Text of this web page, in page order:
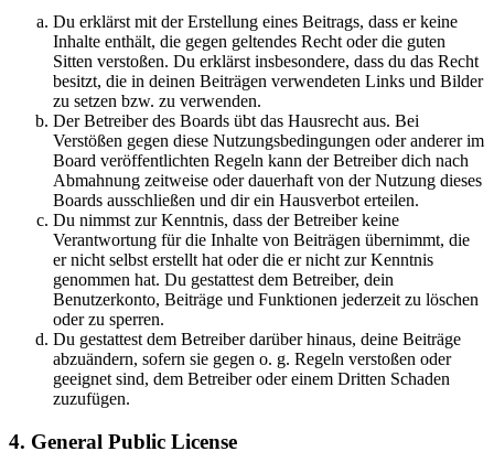
Du erklärst mit der Erstellung eines Beitrags, dass er keine
Inhalte enthält, die gegen geltendes Recht oder die guten
Sitten verstoßen. Du erklärst insbesondere, dass du das Recht
besitzt, die in deinen Beiträgen verwendeten Links und Bilder
zu setzen bzw. zu verwenden.
Der Betreiber des Boards übt das Hausrecht aus. Bei
Verstößen gegen diese Nutzungsbedingungen oder anderer im
Board veröffentlichten Regeln kann der Betreiber dich nach
Abmahnung zeitweise oder dauerhaft von der Nutzung dieses
Boards ausschließen und dir ein Hausverbot erteilen.
Du nimmst zur Kenntnis, dass der Betreiber keine
Verantwortung für die Inhalte von Beiträgen übernimmt, die
er nicht selbst erstellt hat oder die er nicht zur Kenntnis
genommen hat. Du gestattest dem Betreiber, dein
Benutzerkonto, Beiträge und Funktionen jederzeit zu löschen
oder zu sperren.
Du gestattest dem Betreiber darüber hinaus, deine Beiträge
abzuändern, sofern sie gegen o. g. Regeln verstoßen oder
geeignet sind, dem Betreiber oder einem Dritten Schaden
zuzufügen.
4. General Public License